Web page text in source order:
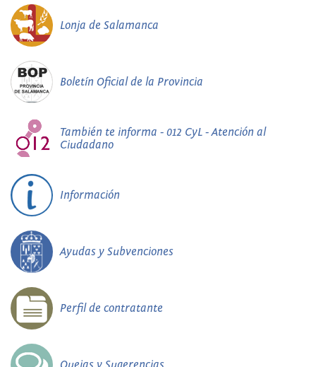
Lonja de Salamanca
Boletín Oficial de la Provincia
También te informa - 012 CyL - Atención al
Ciudadano
Información
Ayudas y Subvenciones
Perfil de contratante